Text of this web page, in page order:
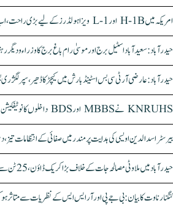
امریکہ میں H-1B اور L-1 ویزا ہولڈرز کے لیے بڑی راحت، اب ملک چھوڑے بغیر ویزا تجدید ممکن
حیدرآباد: سعیدآباد اسٹیل برج اور موسیٰ رام باغ برج کا وزراء و دیگر
حیدرآباد: عارضی آر ٹی سی بس اسٹینڈ بارش میں کیچڑ کا ڈھیر، سپر
KNRUHS نے MBBS اور BDS داخلوں کا نوٹیفکیشن جاری کر دیا
بیرسٹر اسدالدین اویسی کی ہدایت پر مندر میں صفائی کے انتظامات تیز،
حیدرآباد میں ملاوٹی مصالحہ جات کے خلاف بڑا کریک ڈاؤن، 25 ٹن سے زائد مصالحے ضبط، 3 گرفتار
کنگنا رناوت کا بیان: بی جے پی اور آر ایس ایس کے نظریات سے متاثر